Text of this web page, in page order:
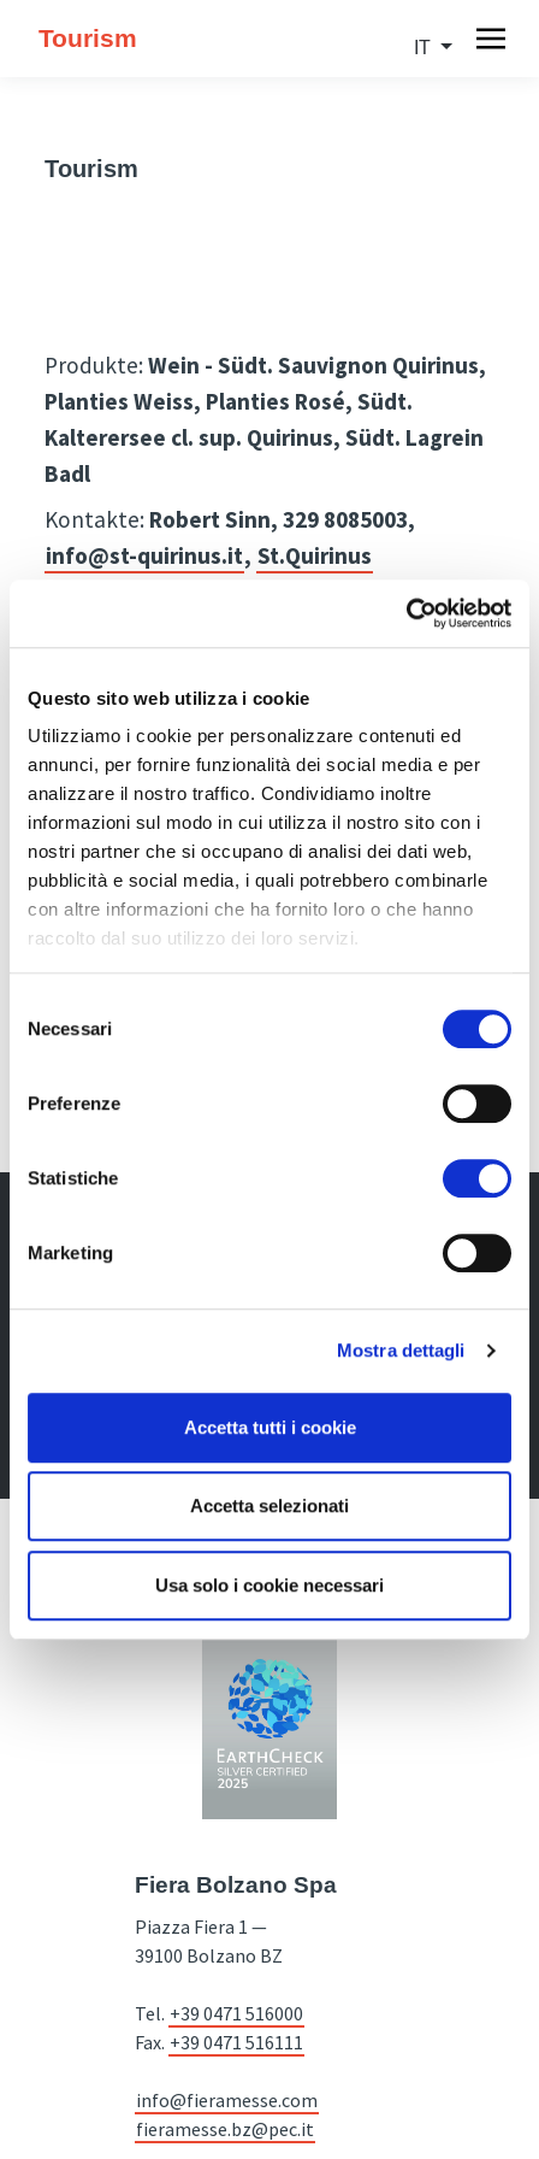
Questo sito web utilizza i cookie
Utilizziamo i cookie per personalizzare contenuti ed
annunci, per fornire funzionalità dei social media e per
analizzare il nostro traffico. Condividiamo inoltre
informazioni sul modo in cui utilizza il nostro sito con i
nostri partner che si occupano di analisi dei dati web,
pubblicità e social media, i quali potrebbero combinarle
con altre informazioni che ha fornito loro o che hanno
raccolto dal suo utilizzo dei loro servizi.
delNecessari
Preferenze
Statistiche
Marketing
Mostra dettagli
Accetta tutti i cookie
Accetta selezionati
Usa solo i cookie necessari
Tourism IT
Tourism
Produkte:Wein - Südt. Sauvignon Quirinus,
Planties Weiss, Planties Rosé, Südt.
Kalterersee cl. sup. Quirinus, Südt. Lagrein
Badl
Kontakte: Robert Sinn, 329 8085003,
info@st-quirinus.it, St.Quirinus
DE
informazioni utili in anteprima! Naturalmente senza
Iscriviti alla Newsletter
Fiera Bolzano Spa
Piazza Fiera 1 —
39100 Bolzano BZ
Tel. +39 0471 516000
Fax. +39 0471 516111
info@fieramesse.com
fieramesse.bz@pec.it